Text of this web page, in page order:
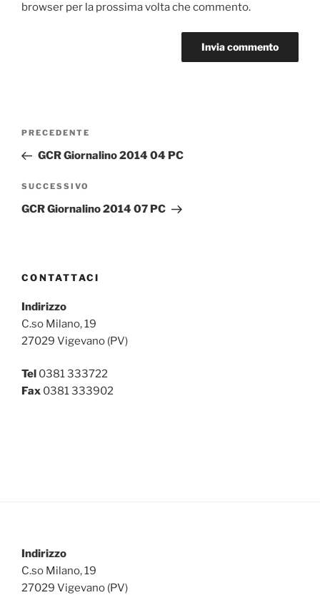
browser per la prossima volta che commento.
Navigazione
Articolo
precedente:
PRECEDENTE
GCR Giornalino 2014 04 PC
Articolo
successivo
SUCCESSIVO
GCR Giornalino 2014 07 PC
CONTATTACI
Indirizzo
C.so Milano, 19
27029 Vigevano (PV)
Tel 0381 333722
Fax 0381 333902
Indirizzo
C.so Milano, 19
27029 Vigevano (PV)